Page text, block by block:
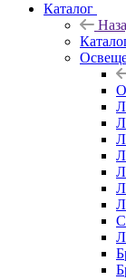
Каталог